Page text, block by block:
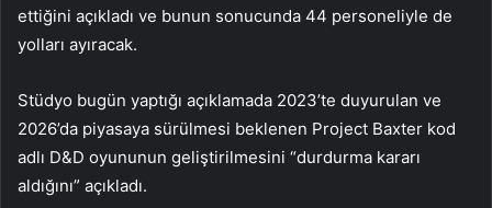
ettiğini açıkladı ve bunun sonucunda 44 personeliyle de
yolları ayıracak.
Stüdyo bugün yaptığı açıklamada 2023’te duyurulan ve
2026’da piyasaya sürülmesi beklenen Project Baxter kod
adlı D&D oyununun geliştirilmesini “durdurma kararı
aldığını” açıkladı.